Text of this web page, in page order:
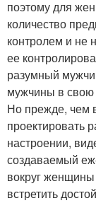
поэтому для
количество
контролем и не
ее
разумный
мужчины в свою
Но прежде, чем
проектировать
настроении,
создаваемый
вокруг
встретить